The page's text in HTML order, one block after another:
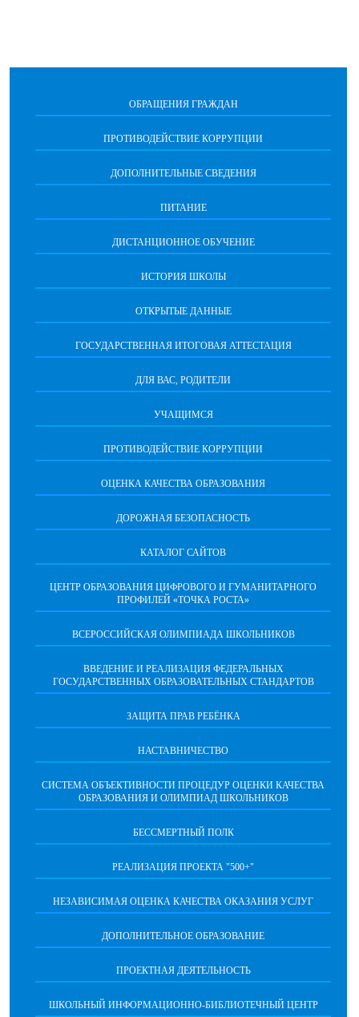
ОБРАЩЕНИЯ ГРАЖДАН
ПРОТИВОДЕЙСТВИЕ КОРРУПЦИИ
ДОПОЛНИТЕЛЬНЫЕ СВЕДЕНИЯ
ПИТАНИЕ
ДИСТАНЦИОННОЕ ОБУЧЕНИЕ
ИСТОРИЯ ШКОЛЫ
ОТКРЫТЫЕ ДАННЫЕ
ГОСУДАРСТВЕННАЯ ИТОГОВАЯ АТТЕСТАЦИЯ
ДЛЯ ВАС, РОДИТЕЛИ
УЧАЩИМСЯ
ПРОТИВОДЕЙСТВИЕ КОРРУПЦИИ
ОЦЕНКА КАЧЕСТВА ОБРАЗОВАНИЯ
ДОРОЖНАЯ БЕЗОПАСНОСТЬ
КАТАЛОГ САЙТОВ
ЦЕНТР ОБРАЗОВАНИЯ ЦИФРОВОГО И ГУМАНИТАРНОГО
ПРОФИЛЕЙ «ТОЧКА РОСТА»
ВСЕРОССИЙСКАЯ ОЛИМПИАДА ШКОЛЬНИКОВ
ВВЕДЕНИЕ И РЕАЛИЗАЦИЯ ФЕДЕРАЛЬНЫХ
ГОСУДАРСТВЕННЫХ ОБРАЗОВАТЕЛЬНЫХ СТАНДАРТОВ
ЗАЩИТА ПРАВ РЕБЁНКА
НАСТАВНИЧЕСТВО
CИСТЕМА ОБЪЕКТИВНОСТИ ПРОЦЕДУР ОЦЕНКИ КАЧЕСТВА
ОБРАЗОВАНИЯ И ОЛИМПИАД ШКОЛЬНИКОВ
БЕССМЕРТНЫЙ ПОЛК
РЕАЛИЗАЦИЯ ПРОЕКТА "500+"
НЕЗАВИСИМАЯ ОЦЕНКА КАЧЕСТВА ОКАЗАНИЯ УСЛУГ
ДОПОЛНИТЕЛЬНОЕ ОБРАЗОВАНИЕ
ПРОЕКТНАЯ ДЕЯТЕЛЬНОСТЬ
ШКОЛЬНЫЙ ИНФОРМАЦИОННО-БИБЛИОТЕЧНЫЙ ЦЕНТР